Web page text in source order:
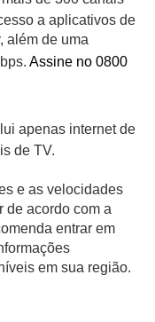
a aplicativos de
além de uma
Assine no 0800
apenas internet de
de TV.
e as velocidades
de acordo com a
entrar em
em sua região.